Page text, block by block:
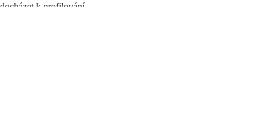
docházet k profilování.